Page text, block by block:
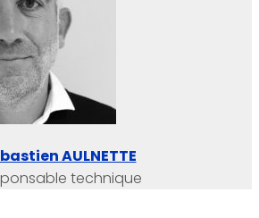
AULNETTE
technique